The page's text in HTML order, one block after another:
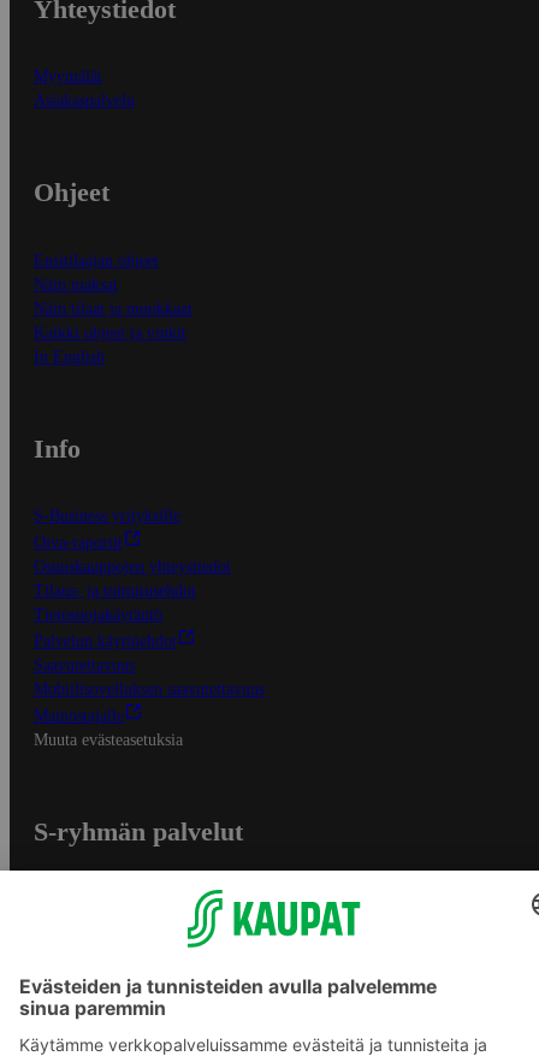
Yhteystiedot
Myymälät
Asiakaspalvelu
Ohjeet
Ensitilaajan ohjeet
Näin maksat
Näin tilaat ja muokkaat
Kaikki ohjeet ja vinkit
In English
Info
S-Business yrityksille
Oiva-raportit
Osuuskauppojen yhteystiedot
Tilaus- ja toimitusehdot
Tietosuojakäytäntö
Palvelun käyttöehdot
Saavutettavuus
Mobiilisovelluksen saavutettavuus
Mainostajalle
Muuta evästeasetuksia
S-ryhmän palvelut
S-ostoslista -sovellus
Prisma.fi
Sokos.fi